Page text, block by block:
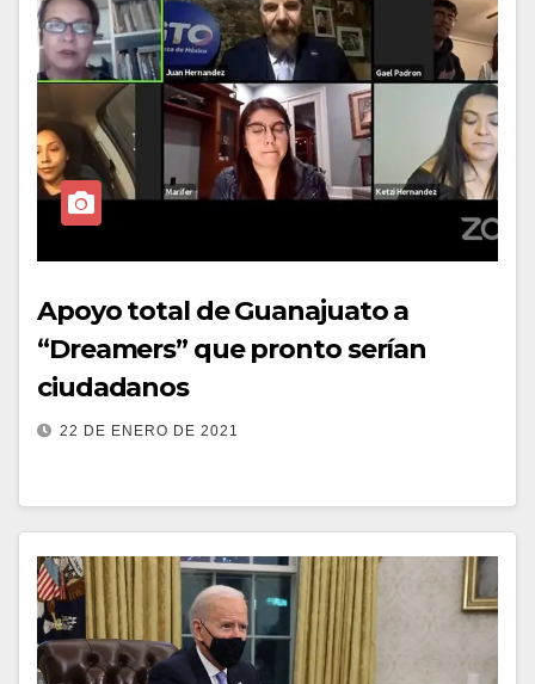
Apoyo total de Guanajuato a
“Dreamers” que pronto serían
ciudadanos
22 DE ENERO DE 2021